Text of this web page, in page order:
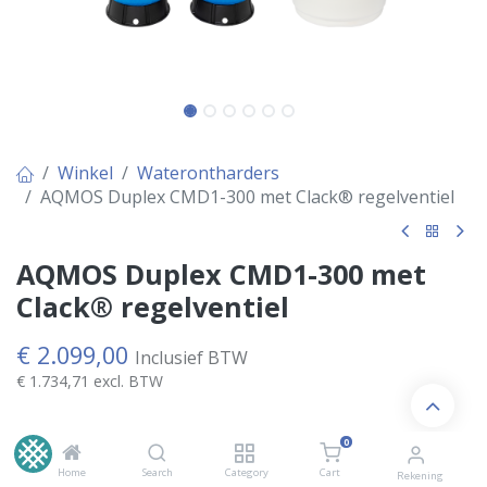
Home Search Category
0
Cart Rekening
Winkel
Waterontharders
AQMOS Duplex CMD1-300 met Clack® regelventiel
AQMOS Duplex CMD1-300 met
Clack® regelventiel
€ 2.099,00 Inclusief BTW
€ 1.734,71 excl. BTW
OP VOORRAAD 1-3 werkdagen